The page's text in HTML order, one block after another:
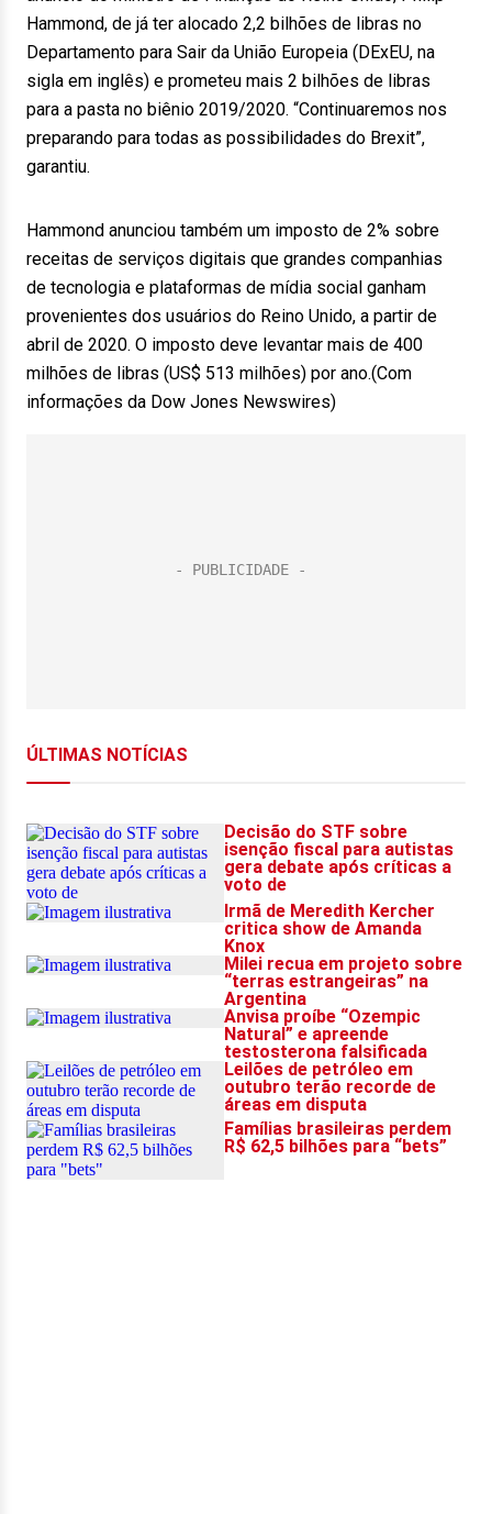
Hammond, de já ter alocado 2,2 bilhões de libras no
Departamento para Sair da União Europeia (DExEU, na
sigla em inglês) e prometeu mais 2 bilhões de libras
para a pasta no biênio 2019/2020. “Continuaremos nos
preparando para todas as possibilidades do Brexit”,
garantiu.
Hammond anunciou também um imposto de 2% sobre
receitas de serviços digitais que grandes companhias
de tecnologia e plataformas de mídia social ganham
provenientes dos usuários do Reino Unido, a partir de
abril de 2020. O imposto deve levantar mais de 400
milhões de libras (US$ 513 milhões) por ano.(Com
informações da Dow Jones Newswires)